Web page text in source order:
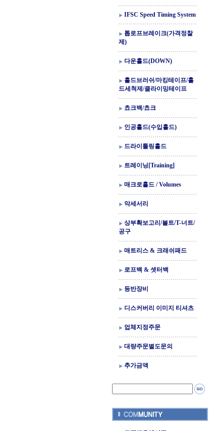
IFSC Speed Timing System
톱로프브레이크(가격정찰
제)
다운홀드(DOWN)
홀드브러쉬/마킹테이프/홀
드세척제/클라이밍테이프
쵸크백/쵸크
인공홀드(수입홀드)
드라이툴링홀드
트레이닝[Training]
매크로홀드 / Volumes
악세서리
상부확보고리/볼트/T-너트/
공구
매트리스 & 크래쉬패드
로프백 & 셋터백
등반장비
디스커버리 이미지 티셔츠
업체지정주문
대량주문별도문의
추가금액